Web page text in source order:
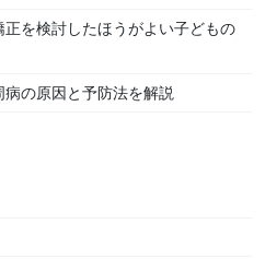
を検討したほうがよい子どもの
の原因と予防法を解説